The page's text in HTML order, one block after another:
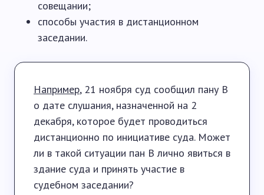
совещании;
способы участия в дистанционном
заседании.
Например, 21 ноября суд сообщил пану В
о дате слушания, назначенной на 2
декабря, которое будет проводиться
дистанционно по инициативе суда. Может
ли в такой ситуации пан В лично явиться в
здание суда и принять участие в
судебном заседании?